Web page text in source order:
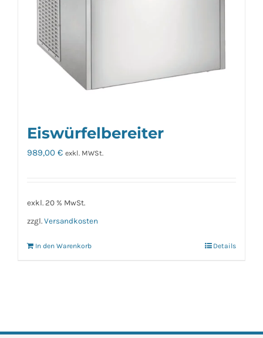
Eiswürfelbereiter
989,00 € exkl. MWSt.
exkl. 20 % MwSt.
zzgl. Versandkosten
In den Warenkorb Details